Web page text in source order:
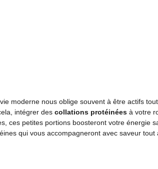
moderne nous oblige souvent à être actifs
intégrer des collations protéinées à votre
ces petites portions boosteront votre énergie
qui vous accompagneront avec saveur tout